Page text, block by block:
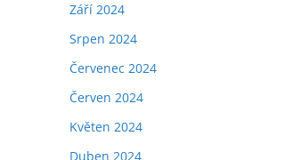
Září 2024
Srpen 2024
Červenec 2024
Červen 2024
Květen 2024
Duben 2024